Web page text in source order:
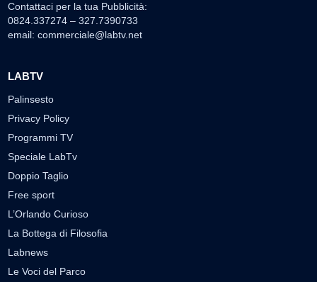
Contattaci per la tua Pubblicità:
0824.337274 – 327.7390733
email: commerciale@labtv.net
LABTV
Palinsesto
Privacy Policy
Programmi TV
Speciale LabTv
Doppio Taglio
Free sport
L’Orlando Curioso
La Bottega di Filosofia
Labnews
Le Voci del Parco